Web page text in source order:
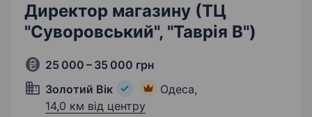
Директор магазину (ТЦ
"Суворовський", "Таврія В")
25 000 – 35 000 грн
Золотий Вік
Одеса,
14,0 км від центру